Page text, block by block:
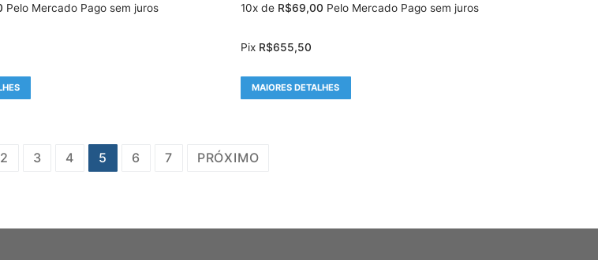
Pelo Mercado Pago sem juros 10x de R$69,00 Pelo Mercado Pago sem juros
Pix R$655,50
MAIORES DETALHES
2 3 4 5 6 7 PRÓXIMO